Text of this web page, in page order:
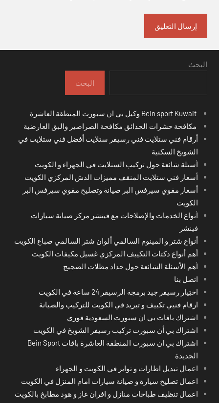
البحث
البحث
مكافحة حشرات الحدائق مكافحة الصراصير والبق العارضية
أرقام فني ستلايت فني رسيفر ستلايت أفضل فني ستلايت في
الشويخ السكنية
أسئلة شائعة حول تركيب الستلايت في الجهراء و الكويت
أسعار فني ستلايت المنقف مميزات الدش المركزي الكويت
أسعار مقوي سيرفس البر صيانة وتصليح مقوي سيرفس البر
الكويت
أنواع الخدمات والإصلاحات مع فينشر مركز صيانة سيارات
فينشر
أنواع شتر و المينوم السالمي ألوان شتر السالمي صباغ الكويت
أهم أنواع دكتات التكييف المركزي غسيل مكيفات الكويت
أهم الأسئلة الشائعة حول حداد مظلات الضجيج
اتصل بنا
اختِيار رسيفر جيد برمجة الرسيفر 24 ساعة في الكويت
ارقام فنيي تكييف و تبريد في الكويت للتركيب والصيانة
اشتراك باقات بي ان سبورت السعودية فوري
اشتراك بي أن سبورت تركيب رسيفر الشويخ في الكويت
اشتراك بي ان سبورت المنطقة العاشرة باقات Bein Sport
الجديدة
اعمال تبديل اطارات و تواير في الكويت و الجهراء
اعمال تصليح سيارة و صيانة سيارات امام المنزل في الكويت
اعمال تنظيف طباخات منازل و افران غاز و هود مطابخ بالكويت